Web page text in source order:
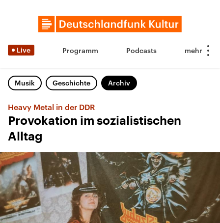
Live Programm Podcasts
Musik Geschichte Archiv
Heavy Metal in der DDR
Provokation im sozialistischen
Alltag